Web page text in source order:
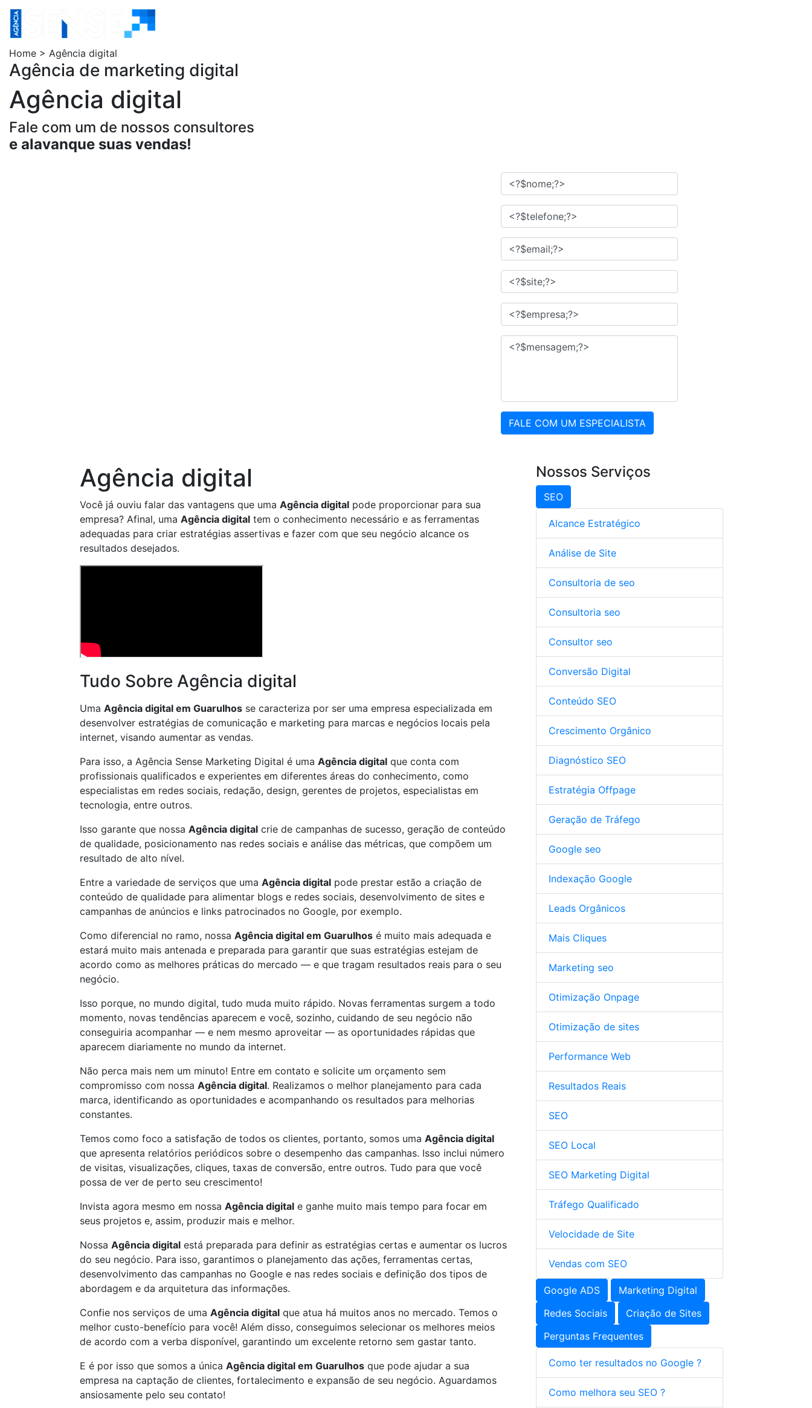
Home > Agência digital
Agência de marketing digital
Agência digital
Fale com um de nossos consultores
e alavanque suas vendas!
FALE COM UM ESPECIALISTA
Agência digital
Você já ouviu falar das vantagens que uma Agência digital pode proporcionar para sua
empresa? Afinal, uma Agência digital tem o conhecimento necessário e as ferramentas
adequadas para criar estratégias assertivas e fazer com que seu negócio alcance os
resultados desejados.
Tudo Sobre Agência digital
Uma Agência digital em Guarulhos se caracteriza por ser uma empresa especializada em
desenvolver estratégias de comunicação e marketing para marcas e negócios locais pela
internet, visando aumentar as vendas.
Para isso, a Agência Sense Marketing Digital é uma Agência digital que conta com
profissionais qualificados e experientes em diferentes áreas do conhecimento, como
especialistas em redes sociais, redação, design, gerentes de projetos, especialistas em
tecnologia, entre outros.
Isso garante que nossa Agência digital crie de campanhas de sucesso, geração de conteúdo
de qualidade, posicionamento nas redes sociais e análise das métricas, que compõem um
resultado de alto nível.
Entre a variedade de serviços que uma Agência digital pode prestar estão a criação de
conteúdo de qualidade para alimentar blogs e redes sociais, desenvolvimento de sites e
campanhas de anúncios e links patrocinados no Google, por exemplo.
Como diferencial no ramo, nossa Agência digital em Guarulhos é muito mais adequada e
estará muito mais antenada e preparada para garantir que suas estratégias estejam de
acordo como as melhores práticas do mercado — e que tragam resultados reais para o seu
negócio.
Isso porque, no mundo digital, tudo muda muito rápido. Novas ferramentas surgem a todo
momento, novas tendências aparecem e você, sozinho, cuidando de seu negócio não
conseguiria acompanhar — e nem mesmo aproveitar — as oportunidades rápidas que
aparecem diariamente no mundo da internet.
Não perca mais nem um minuto! Entre em contato e solicite um orçamento sem
compromisso com nossa Agência digital. Realizamos o melhor planejamento para cada
marca, identificando as oportunidades e acompanhando os resultados para melhorias
constantes.
Temos como foco a satisfação de todos os clientes, portanto, somos uma Agência digital
que apresenta relatórios periódicos sobre o desempenho das campanhas. Isso inclui número
de visitas, visualizações, cliques, taxas de conversão, entre outros. Tudo para que você
possa de ver de perto seu crescimento!
Invista agora mesmo em nossa Agência digital e ganhe muito mais tempo para focar em
seus projetos e, assim, produzir mais e melhor.
Nossa Agência digital está preparada para definir as estratégias certas e aumentar os lucros
do seu negócio. Para isso, garantimos o planejamento das ações, ferramentas certas,
desenvolvimento das campanhas no Google e nas redes sociais e definição dos tipos de
abordagem e da arquitetura das informações.
Confie nos serviços de uma Agência digital que atua há muitos anos no mercado. Temos o
melhor custo-benefício para você! Além disso, conseguimos selecionar os melhores meios
de acordo com a verba disponível, garantindo um excelente retorno sem gastar tanto.
E é por isso que somos a única Agência digital em Guarulhos que pode ajudar a sua
empresa na captação de clientes, fortalecimento e expansão de seu negócio. Aguardamos
ansiosamente pelo seu contato!
Nossos Serviços
SEO
Alcance Estratégico
Análise de Site
Consultoria de seo
Consultoria seo
Consultor seo
Conversão Digital
Conteúdo SEO
Crescimento Orgânico
Diagnóstico SEO
Estratégia Offpage
Geração de Tráfego
Google seo
Indexação Google
Leads Orgânicos
Mais Cliques
Marketing seo
Otimização Onpage
Otimização de sites
Performance Web
Resultados Reais
SEO
SEO Local
SEO Marketing Digital
Tráfego Qualificado
Velocidade de Site
Vendas com SEO
Google ADS
Marketing Digital
Redes Sociais
Criação de Sites
Perguntas Frequentes
Como ter resultados no Google ?
Como melhora seu SEO ?